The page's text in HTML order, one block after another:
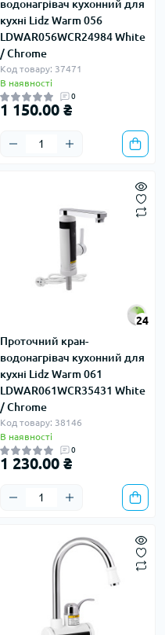
водонагрівач кухонний для
кухні Lidz Warm 056
LDWAR056WCR24984 White
/ Chrome
Код товару: 37471
В наявності
0
1 150.00 ₴
24
Проточний кран-
водонагрівач кухонний для
кухні Lidz Warm 061
LDWAR061WCR35431 White
/ Chrome
Код товару: 38146
В наявності
0
1 230.00 ₴